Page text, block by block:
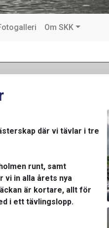
Om SKK
där vi tävlar i tre
runt, samt
vi in alla årets nya
är kortare, allt för
i ett tävlingslopp.